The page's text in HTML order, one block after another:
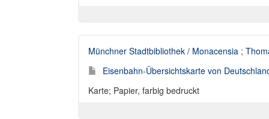
Münchner Stadtbibliothek / Monacensia ;
Eisenbahn-Übersichtskarte von
Karte; Papier, farbig bedruckt